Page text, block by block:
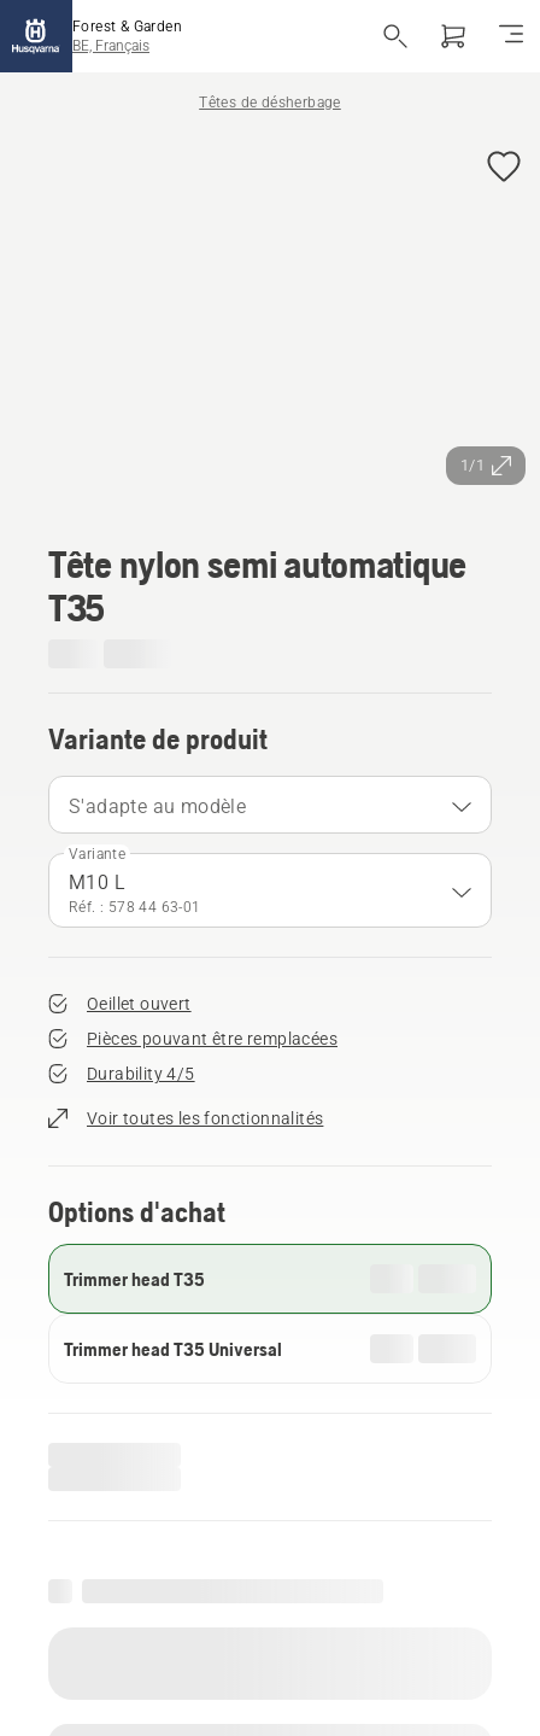
Forest & Garden
BE, Français
Têtes de désherbage
1/1
Tête nylon semi automatique
T35
Variante de produit
S'adapte au modèle
Variante
M10 L
Réf. : 578 44 63‑01
Oeillet ouvert
Pièces pouvant être remplacées
Durability 4/5
Voir toutes les fonctionnalités
Options d'achat
Trimmer head T35
Trimmer head T35 Universal